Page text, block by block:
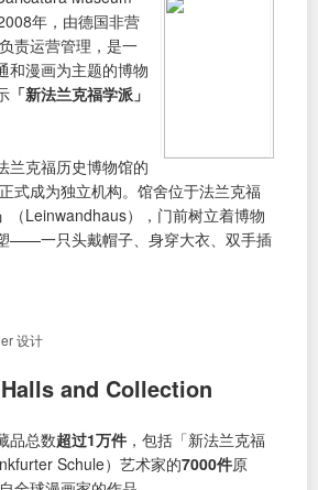
年，由德国非营
责运营管理，是一
和漫画为主题的博物
「新法兰克福学派」
兰克福历史博物馆的
式成为独立机构。馆舍位于法兰克福
（Leinwandhaus），门前树立着博物
——一只头戴帽子、身穿大衣、双手插
设计
Halls and Collection
品总数超过1万件 ，包括「新法兰克福
Schule）艺术家的7000件原